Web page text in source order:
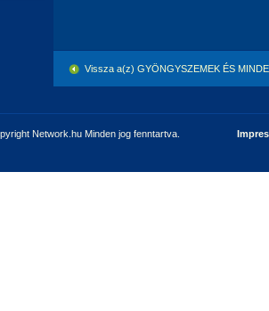
Vissza a(z) GYÖNGYSZEMEK ÉS
Network.hu Minden jog fenntartva.